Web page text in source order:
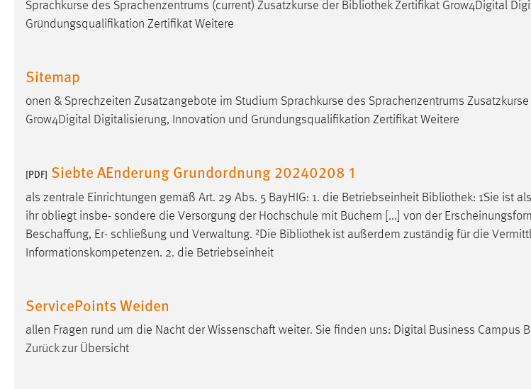
Sprachkurse des Sprachenzentrums (current) Zusatzkurse der BibliothekZertifikat Grow4Digital
Gründungsqualifikation Zertifikat Weitere
Sitemap
onen & Sprechzeiten Zusatzangebote im Studium Sprachkurse des Sprachenzentrums
Grow4Digital Digitalisierung, Innovation und Gründungsqualifikation Zertifikat Weitere
[PDF] Siebte AEnderung Grundordnung 20240208 1
als zentrale Einrichtungen gemäß Art. 29 Abs. 5 BayHIG: 1. die Betriebseinheit Bibliothek: 1Sie ist
ihr obliegt insbe- sondere die Versorgung der Hochschule mit Büchern [...] von der
Beschaffung, Er- schließung und Verwaltung. ²Die Bibliothekist außerdem zuständig für die
Informationskompetenzen. 2. die Betriebseinheit
ServicePoints Weiden
allen Fragen rund um die Nacht der Wissenschaft weiter. Sie finden uns: Digital Business Campus
Zurück zur Übersicht
Name: _gcl_au
Cookie Laufzeit:
Zweck: Conversion-Tracking
Cookie Laufzeit: 3 Monate
EXTERNE MEDIEN
Plattformen anzeigen zu können, werden von diesen
externen Medien Cookies gesetzt.